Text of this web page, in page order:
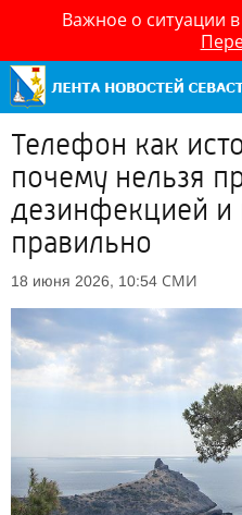
Важное о ситуации
Телефон как
почему нельзя
дезинфекцией и
правильно
18 июня 2026, 10:54 СМИ